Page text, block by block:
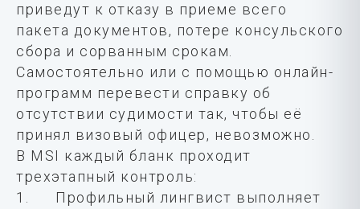
приведут к отказу в приеме всего
пакета документов, потере консульского
сбора и сорванным срокам.
Самостоятельно или с помощью онлайн-
программ перевести справку об
отсутствии судимости так, чтобы её
принял визовый офицер, невозможно.
В MSI каждый бланк проходит
трехэтапный контроль:
1. Профильный лингвист выполняет